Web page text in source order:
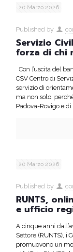
20 Marzo 2026
Published by
Servizio
forza di chi
Con l’uscita del
CSV Centro di
servizio di
ma non solo,
Padova-Rovigo e
20 Marzo 2026
Published by
RUNTS,
e ufficio
A cinque anni
Settore (RUNTS), i
promuovono un